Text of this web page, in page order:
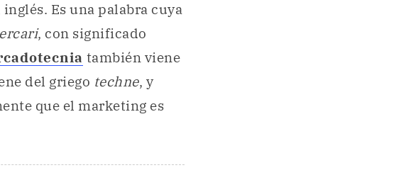
Es una palabra cuya
, con significado
también viene
del griego techne, y
que el marketing es